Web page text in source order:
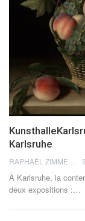
Karlsruhe
À Karlsruhe, la
deux expositions :…